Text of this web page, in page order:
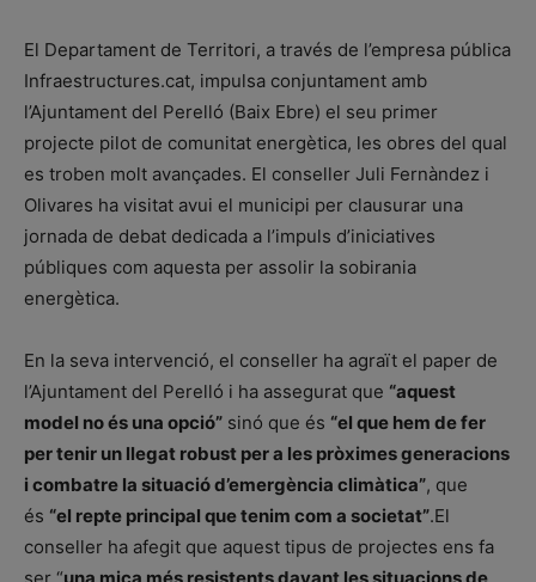
El Departament de Territori, a través de l’empresa pública
Infraestructures.cat, impulsa conjuntament amb
l’Ajuntament del Perelló (Baix Ebre) el seu primer
projecte pilot de comunitat energètica, les obres del qual
es troben molt avançades. El conseller Juli Fernàndez i
Olivares ha visitat avui el municipi per clausurar una
jornada de debat dedicada a l’impuls d’iniciatives
públiques com aquesta per assolir la sobirania
energètica.
En la seva intervenció, el conseller ha agraït el paper de
l’Ajuntament del Perelló i ha assegurat que “aquest
model no és una opció” sinó que és “el que hem de fer
per tenir un llegat robust per a les pròximes generacions
i combatre la situació d’emergència climàtica”, que
és “el repte principal que tenim com a societat”.El
conseller ha afegit que aquest tipus de projectes ens fa